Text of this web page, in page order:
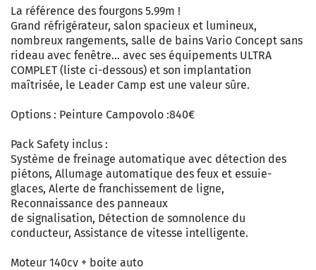
La référence des fourgons 5.99m !
Grand réfrigérateur, salon spacieux et lumineux,
nombreux rangements, salle de bains Vario Concept sans
rideau avec fenêtre… avec ses équipements ULTRA
COMPLET (liste ci-dessous) et son implantation
maîtrisée, le Leader Camp est une valeur sûre.
Options : Peinture Campovolo :840€
Pack Safety inclus :
Système de freinage automatique avec détection des
piétons, Allumage automatique des feux et essuie-
glaces, Alerte de franchissement de ligne,
Reconnaissance des panneaux
de signalisation, Détection de somnolence du
conducteur, Assistance de vitesse intelligente.
Moteur 140cv + boite auto